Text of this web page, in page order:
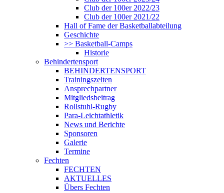
Club der 100er 2022/23
Club der 100er 2021/22
Hall of Fame der Basketballabteilung
Geschichte
>> Basketball-Camps
Historie
Behindertensport
BEHINDERTENSPORT
Trainingszeiten
Ansprechpartner
Mitgliedsbeitrag
Rollstuhl-Rugby
Para-Leichtathletik
News und Berichte
Sponsoren
Galerie
Termine
Fechten
FECHTEN
AKTUELLES
Übers Fechten